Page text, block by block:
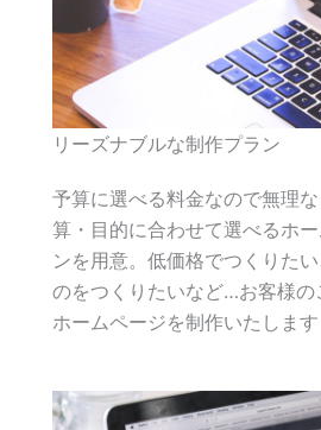
リーズナブルな制作プラン
予算に選べる料金なので無理
算・目的に合わせて選べるホ
ンを用意。低価格でつくりた
のをつくりたいなど…お客様の
ホームページを制作いたします